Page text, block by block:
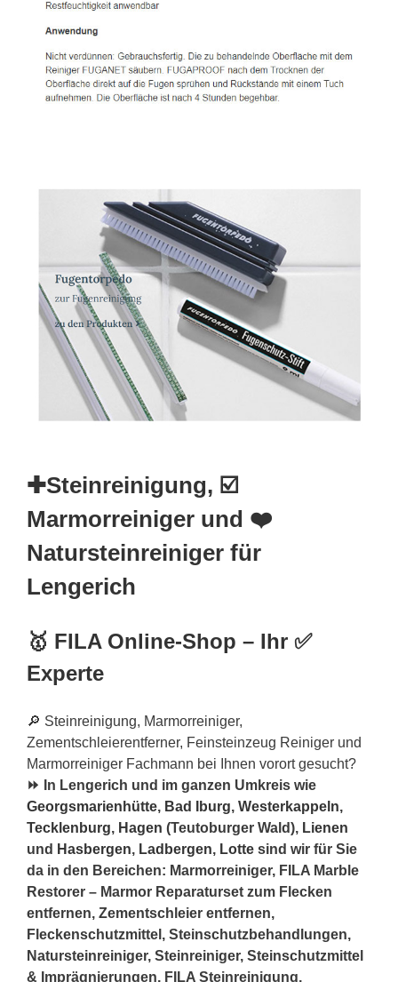
✚Steinreinigung, ☑️
Marmorreiniger und ❤️
Natursteinreiniger für
Lengerich
🥇 FILA Online-Shop – Ihr ✅
Experte
🔎 Steinreinigung, Marmorreiniger,
Zementschleierentferner, Feinsteinzeug Reiniger und
Marmorreiniger Fachmann bei Ihnen vorort gesucht?
⏩ In Lengerich und im ganzen Umkreis wie
Georgsmarienhütte, Bad Iburg, Westerkappeln,
Tecklenburg, Hagen (Teutoburger Wald), Lienen
und Hasbergen, Ladbergen, Lotte sind wir für Sie
da in den Bereichen: Marmorreiniger, FILA Marble
Restorer – Marmor Reparaturset zum Flecken
entfernen, Zementschleier entfernen,
Fleckenschutzmittel, Steinschutzbehandlungen,
Natursteinreiniger, Steinreiniger, Steinschutzmittel
& Imprägnierungen, FILA Steinreinigung,